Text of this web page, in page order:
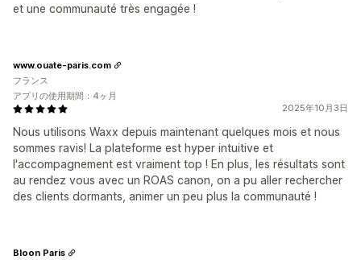
et une communauté très engagée !
2025年10月3日
Nous utilisons Waxx depuis maintenant quelques mois et nous
sommes ravis! La plateforme est hyper intuitive et
l'accompagnement est vraiment top ! En plus, les résultats sont
au rendez vous avec un ROAS canon, on a pu aller rechercher
des clients dormants, animer un peu plus la communauté !
www.ouate-paris.com
フランス
アプリの使用期間：4ヶ月
Bloon Paris